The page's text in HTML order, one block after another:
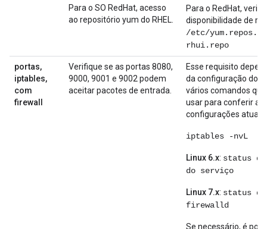
Para o SO RedHat, acesso
ao repositório yum do RHEL.
Para o RedHat,
disponibilidade de
/etc/
rhui.repo
portas,
iptables,
com
firewall
Verifique se as portas 8080,
9000, 9001 e 9002 podem
aceitar pacotes de entrada.
Esse requisito
da configuração do
vários comandos
usar para conferir as
configurações atuais:
iptables -nvL
Linux 6.x: status
do serviço
Linux 7.x: status
firewalld
Se necessário, é